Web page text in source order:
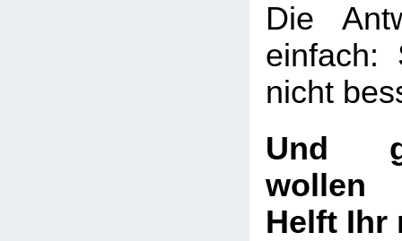
Die
einfach:
nicht
Und
wollen
Helft Ihr